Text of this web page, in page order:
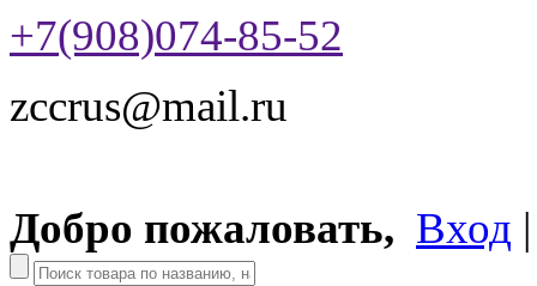
+7(908)074-85-52
zccrus@mail.ru
Добро пожаловать, Вход